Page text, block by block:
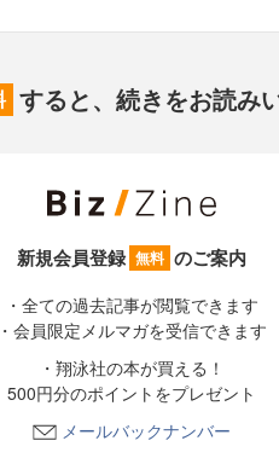
すると、続きをお読み
新規会員登録 無料 のご案内
・全ての過去記事が閲覧できます
・会員限定メルマガを受信できます
・翔泳社の本が買える！
500円分のポイントをプレゼント
メールバックナンバー